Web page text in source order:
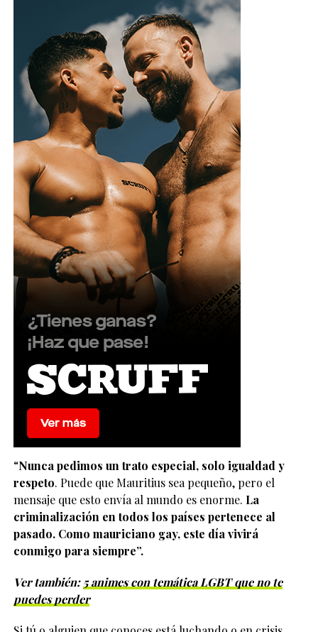
“Nunca pedimos un trato especial, solo igualdad y
respeto. Puede que Mauritius sea pequeño, pero el
mensaje que esto envía al mundo es enorme. La
criminalización en todos los países pertenece al
pasado. Como mauriciano gay, este día vivirá
conmigo para siempre”.
Ver también:5 animes con temática LGBT que no te
puedes perder